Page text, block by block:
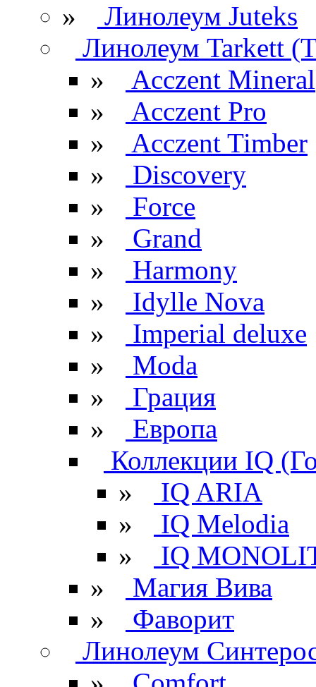
»
Линолеум Juteks
Линолеум Tarkett
»
Acczent Mineral
»
Acczent Pro
»
Acczent Timber
»
Discovery
»
Force
»
Grand
»
Harmony
»
Idylle Nova
»
Imperial deluxe
»
Moda
»
Грация
»
Европа
Коллекции IQ
»
IQ ARIA
»
IQ Melodia
»
IQ
»
Магия Вива
»
Фаворит
Линолеум